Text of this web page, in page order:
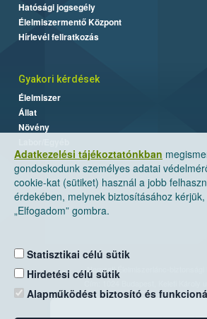
Adatkezelési tájékoztatónkban
gondoskodunk személyes adatai
cookie-kat (sütiket) használ a jobb
érdekében, melynek biztosításához
„Elfogadom” gombra.
Statisztikai célú sütik
Hirdetési célú sütik
Alapműködést biztosító és
Hatósági jogsegély
Élelmiszermentő Központ
Hírlevél feliratkozás
Gyakori kérdések
Élelmiszer
Állat
Növény
Nemzeti Élelmiszerlánc-biztonsági
Levelezési cím: 1525 Budapest.